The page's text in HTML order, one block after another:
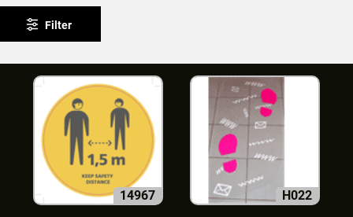
Filter
14967 H022